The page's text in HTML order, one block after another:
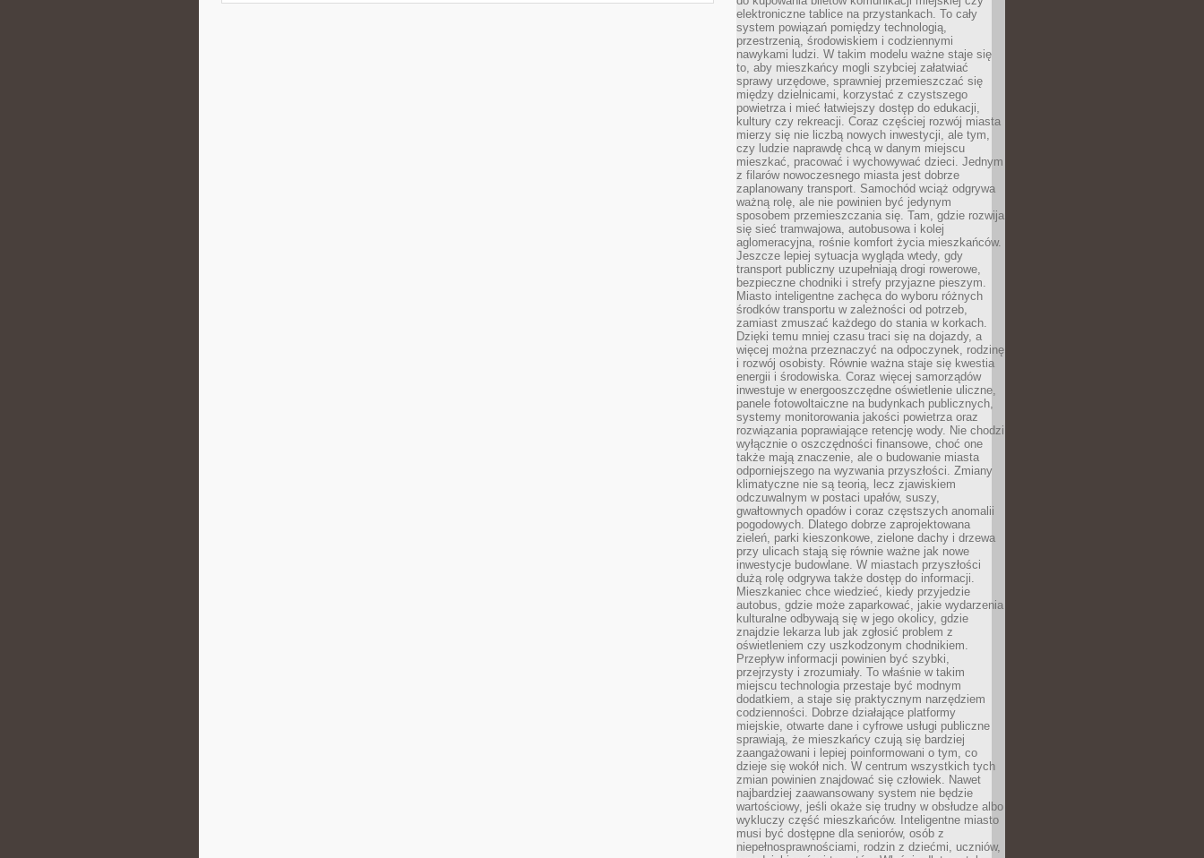
elektroniczne tablice na przystankach. To cały
system powiązań pomiędzy technologią,
przestrzenią, środowiskiem i codziennymi
nawykami ludzi. W takim modelu ważne staje się
to, aby mieszkańcy mogli szybciej załatwiać
sprawy urzędowe, sprawniej przemieszczać się
między dzielnicami, korzystać z czystszego
powietrza i mieć łatwiejszy dostęp do edukacji,
kultury czy rekreacji. Coraz częściej rozwój miasta
mierzy się nie liczbą nowych inwestycji, ale tym,
czy ludzie naprawdę chcą w danym miejscu
mieszkać, pracować i wychowywać dzieci. Jednym
z filarów nowoczesnego miasta jest dobrze
zaplanowany transport. Samochód wciąż odgrywa
ważną rolę, ale nie powinien być jedynym
sposobem przemieszczania się. Tam, gdzie rozwija
się sieć tramwajowa, autobusowa i kolej
aglomeracyjna, rośnie komfort życia mieszkańców.
Jeszcze lepiej sytuacja wygląda wtedy, gdy
transport publiczny uzupełniają drogi rowerowe,
bezpieczne chodniki i strefy przyjazne pieszym.
Miasto inteligentne zachęca do wyboru różnych
środków transportu w zależności od potrzeb,
zamiast zmuszać każdego do stania w korkach.
Dzięki temu mniej czasu traci się na dojazdy, a
więcej można przeznaczyć na odpoczynek, rodzinę
i rozwój osobisty. Równie ważna staje się kwestia
energii i środowiska. Coraz więcej samorządów
inwestuje w energooszczędne oświetlenie uliczne,
panele fotowoltaiczne na budynkach publicznych,
systemy monitorowania jakości powietrza oraz
rozwiązania poprawiające retencję wody. Nie chodzi
wyłącznie o oszczędności finansowe, choć one
także mają znaczenie, ale o budowanie miasta
odporniejszego na wyzwania przyszłości. Zmiany
klimatyczne nie są teorią, lecz zjawiskiem
odczuwalnym w postaci upałów, suszy,
gwałtownych opadów i coraz częstszych anomalii
pogodowych. Dlatego dobrze zaprojektowana
zieleń, parki kieszonkowe, zielone dachy i drzewa
przy ulicach stają się równie ważne jak nowe
inwestycje budowlane. W miastach przyszłości
dużą rolę odgrywa także dostęp do informacji.
Mieszkaniec chce wiedzieć, kiedy przyjedzie
autobus, gdzie może zaparkować, jakie wydarzenia
kulturalne odbywają się w jego okolicy, gdzie
znajdzie lekarza lub jak zgłosić problem z
oświetleniem czy uszkodzonym chodnikiem.
Przepływ informacji powinien być szybki,
przejrzysty i zrozumiały. To właśnie w takim
miejscu technologia przestaje być modnym
dodatkiem, a staje się praktycznym narzędziem
codzienności. Dobrze działające platformy
miejskie, otwarte dane i cyfrowe usługi publiczne
sprawiają, że mieszkańcy czują się bardziej
zaangażowani i lepiej poinformowani o tym, co
dzieje się wokół nich. W centrum wszystkich tych
zmian powinien znajdować się człowiek. Nawet
najbardziej zaawansowany system nie będzie
wartościowy, jeśli okaże się trudny w obsłudze albo
wykluczy część mieszkańców. Inteligentne miasto
musi być dostępne dla seniorów, osób z
niepełnosprawnościami, rodzin z dziećmi, uczniów,